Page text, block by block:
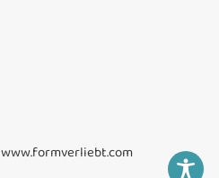
www.formverliebt.com